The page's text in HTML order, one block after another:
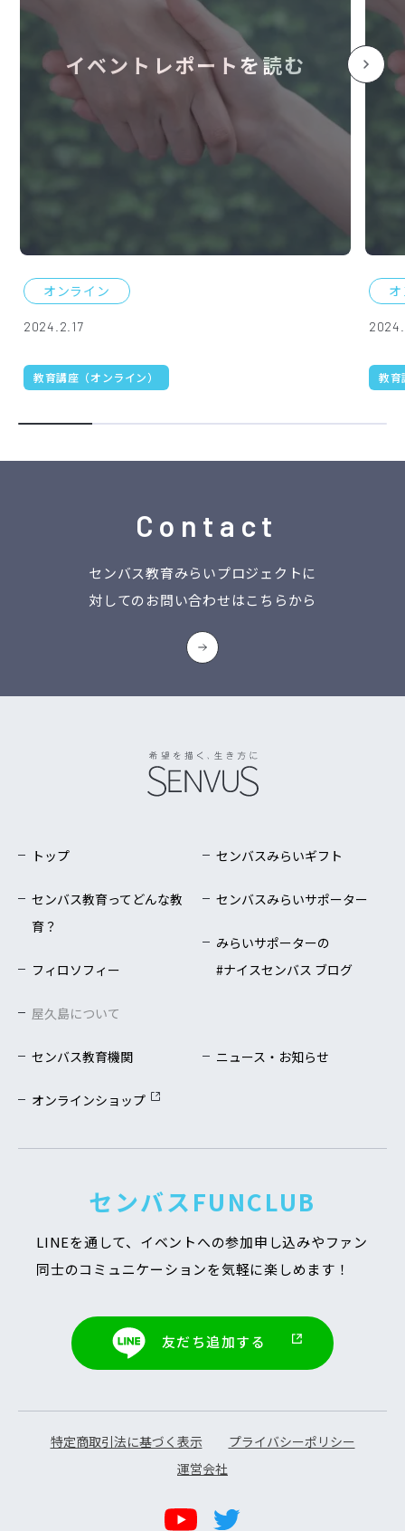
イベントレポートを読む
オンライン
2024.2.17
教育講座（オンライン） 教育
Contact
センバス教育みらいプロジェクトに
対してのお問い合わせはこちらから
トップ
センバス教育ってどんな教
育？
フィロソフィー
屋久島について
センバスみらいギフト
センバスみらいサポーター
みらいサポーターの
#ナイスセンバス ブログ
センバス教育機関 ニュース・お知らせ
オンラインショップ
センバスFUNCLUB
LINEを通して、イベントへの参加申し込みやファン
同士のコミュニケーションを気軽に楽しめます！
友だち追加する
特定商取引法に基づく表示
プライバシーポリシー
運営会社